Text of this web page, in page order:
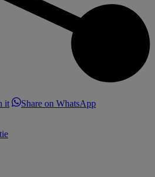
itShareShare on WhatsAppShare